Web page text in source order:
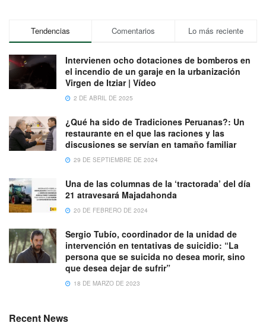
Tendencias Comentarios Lo más reciente
Intervienen ocho dotaciones de bomberos en
el incendio de un garaje en la urbanización
Virgen de Itziar | Vídeo
2 DE ABRIL DE 2025
¿Qué ha sido de Tradiciones Peruanas?: Un
restaurante en el que las raciones y las
discusiones se servían en tamaño familiar
29 DE SEPTIEMBRE DE 2024
Una de las columnas de la ‘tractorada’ del día
21 atravesará Majadahonda
20 DE FEBRERO DE 2024
Sergio Tubío, coordinador de la unidad de
intervención en tentativas de suicidio: “La
persona que se suicida no desea morir, sino
que desea dejar de sufrir”
18 DE MARZO DE 2023
Recent News